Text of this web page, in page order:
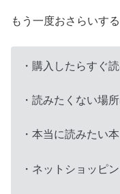
もう一度おさらいする
・購入したらすぐ
・読みたくない場
・本当に読みたい
・ネットショッピ